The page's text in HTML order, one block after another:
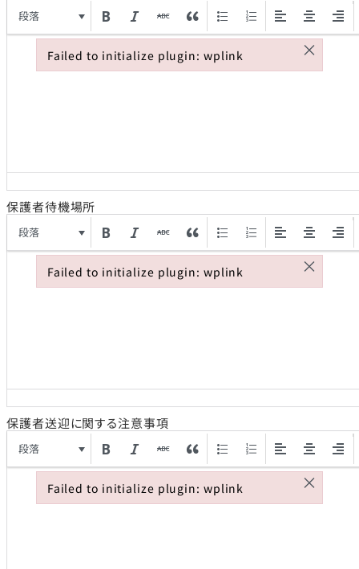
段落
保護者待機場所
段落
保護者送迎に関する注意事項
段落
Failed to initialize plugin: wplink ×
Failed to initialize plugin: wplink
Failed to initialize plugin: wplink ×
Failed to initialize plugin: wplink
Failed to initialize plugin: wplink ×
Failed to initialize plugin: wplink